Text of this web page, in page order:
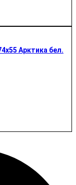
Арктика бел.